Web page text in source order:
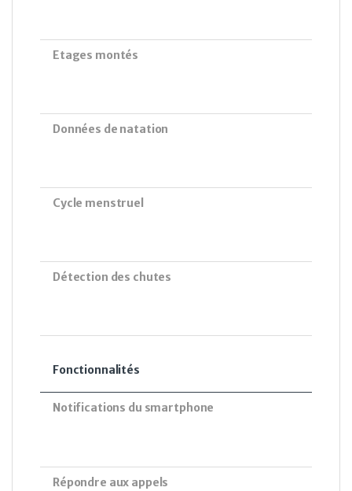
Etages montés
Données de natation
Cycle menstruel
Détection des chutes
Fonctionnalités
Notifications du smartphone
Répondre aux appels